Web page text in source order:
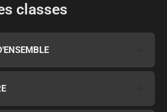
classes